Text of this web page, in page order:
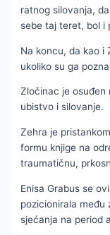
ratnog silovanja,
sebe taj teret, bol i
Na koncu, da kao i
ukoliko su ga
Zločinac je osuđen
ubistvo i silovanje.
Zehra je
formu knjige na
traumatičnu,
Enisa Grabus se
pozicionirala među
sjećanja na period